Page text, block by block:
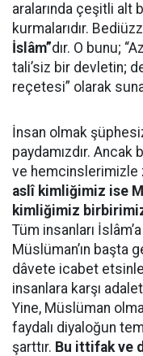
aralarında çeşitli alt
kurmalarıdır.
İslâm”dır. O bunu;
tali’siz bir devletin;
reçetesi” olarak
İnsan olmak
paydamızdır.
ve hemcinslerimizle
aslî kimliğimiz ise
kimliğimiz
Tüm insanları
Müslüman’ın başta
dâvete icabet
insanlara karşı
Yine, Müslüman
faydalı diyaloğun
şarttır. Bu ittifak ve